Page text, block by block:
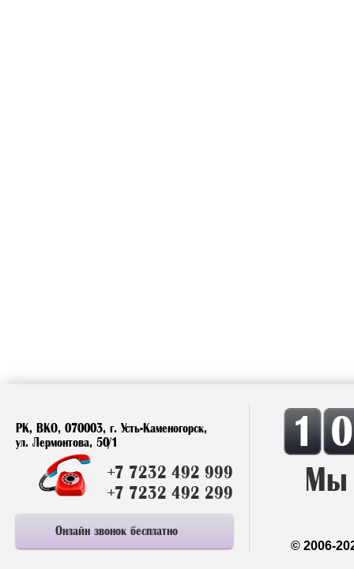
РК, ВКО, 070003, г. Усть-Каменогорск,
ул. Лермонтова, 50/1
+7 7232 492 999
+7 7232 492 299
Онлайн звонок бесплатно
Мы
© 2006-